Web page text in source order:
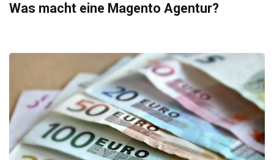
Was macht eine Magento Agentur?